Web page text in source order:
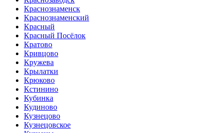
Краснознаменск
Краснознаменский
Красный
Красный Посёлок
Кратово
Кривцово
Кружева
Крылатки
Крюково
Кстинино
Кубинка
Кудиново
Кузнецово
Кузнецовское